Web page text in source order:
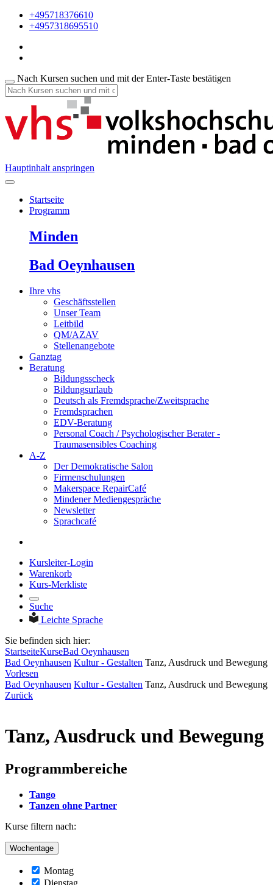
+495718376610
+4957318695510
Nach Kursen suchen und mit der Enter-Taste bestätigen
Hauptinhalt anspringen
Startseite
Programm
Minden
Bad Oeynhausen
Ihre vhs
Geschäftsstellen
Unser Team
Leitbild
QM/AZAV
Stellenangebote
Ganztag
Beratung
Bildungsscheck
Bildungsurlaub
Deutsch als Fremdsprache/Zweitsprache
Fremdsprachen
EDV-Beratung
Personal Coach / Psychologischer Berater -
Traumasensibles Coaching
A-Z
Der Demokratische Salon
Firmenschulungen
Makerspace RepairCafé
Mindener Mediengespräche
Newsletter
Sprachcafé
Kursleiter-Login
Warenkorb
Kurs-Merkliste
Suche
Leichte Sprache
Sie befinden sich hier:
StartseiteKurseBad Oeynhausen
Bad Oeynhausen Kultur - Gestalten Tanz, Ausdruck und Bewegung
Vorlesen
Bad Oeynhausen Kultur - Gestalten Tanz, Ausdruck und Bewegung
Zurück
Tanz, Ausdruck und Bewegung
Programmbereiche
Tango
Tanzen ohne Partner
Kurse filtern nach:
Wochentage
Montag
Dienstag